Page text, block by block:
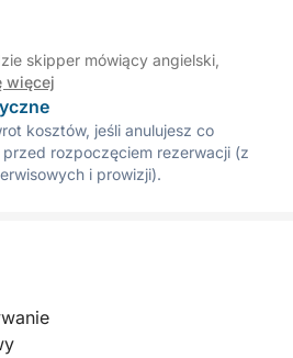
skipper mówiący angielski,
więcej
kosztów, jeśli anulujesz co
rozpoczęciem rezerwacji (z
i prowizji).